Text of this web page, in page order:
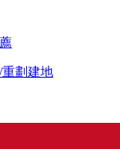
重劃建地